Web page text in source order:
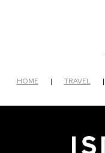
HOME | TRAVEL |